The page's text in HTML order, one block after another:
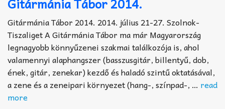
Gitármánia Tábor 2014. 2014. július 21-27. Szolnok-
Tiszaliget A Gitármánia Tábor ma már Magyarország
legnagyobb könnyűzenei szakmai találkozója is, ahol
valamennyi alaphangszer (basszusgitár, billentyű, dob,
ének, gitár, zenekar) kezdő és haladó szintű oktatásával,
a zene és a zeneipari környezet (hang-, színpad-, … read
more